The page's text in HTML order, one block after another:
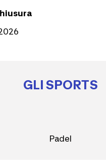
GLI SPORTS
Padel